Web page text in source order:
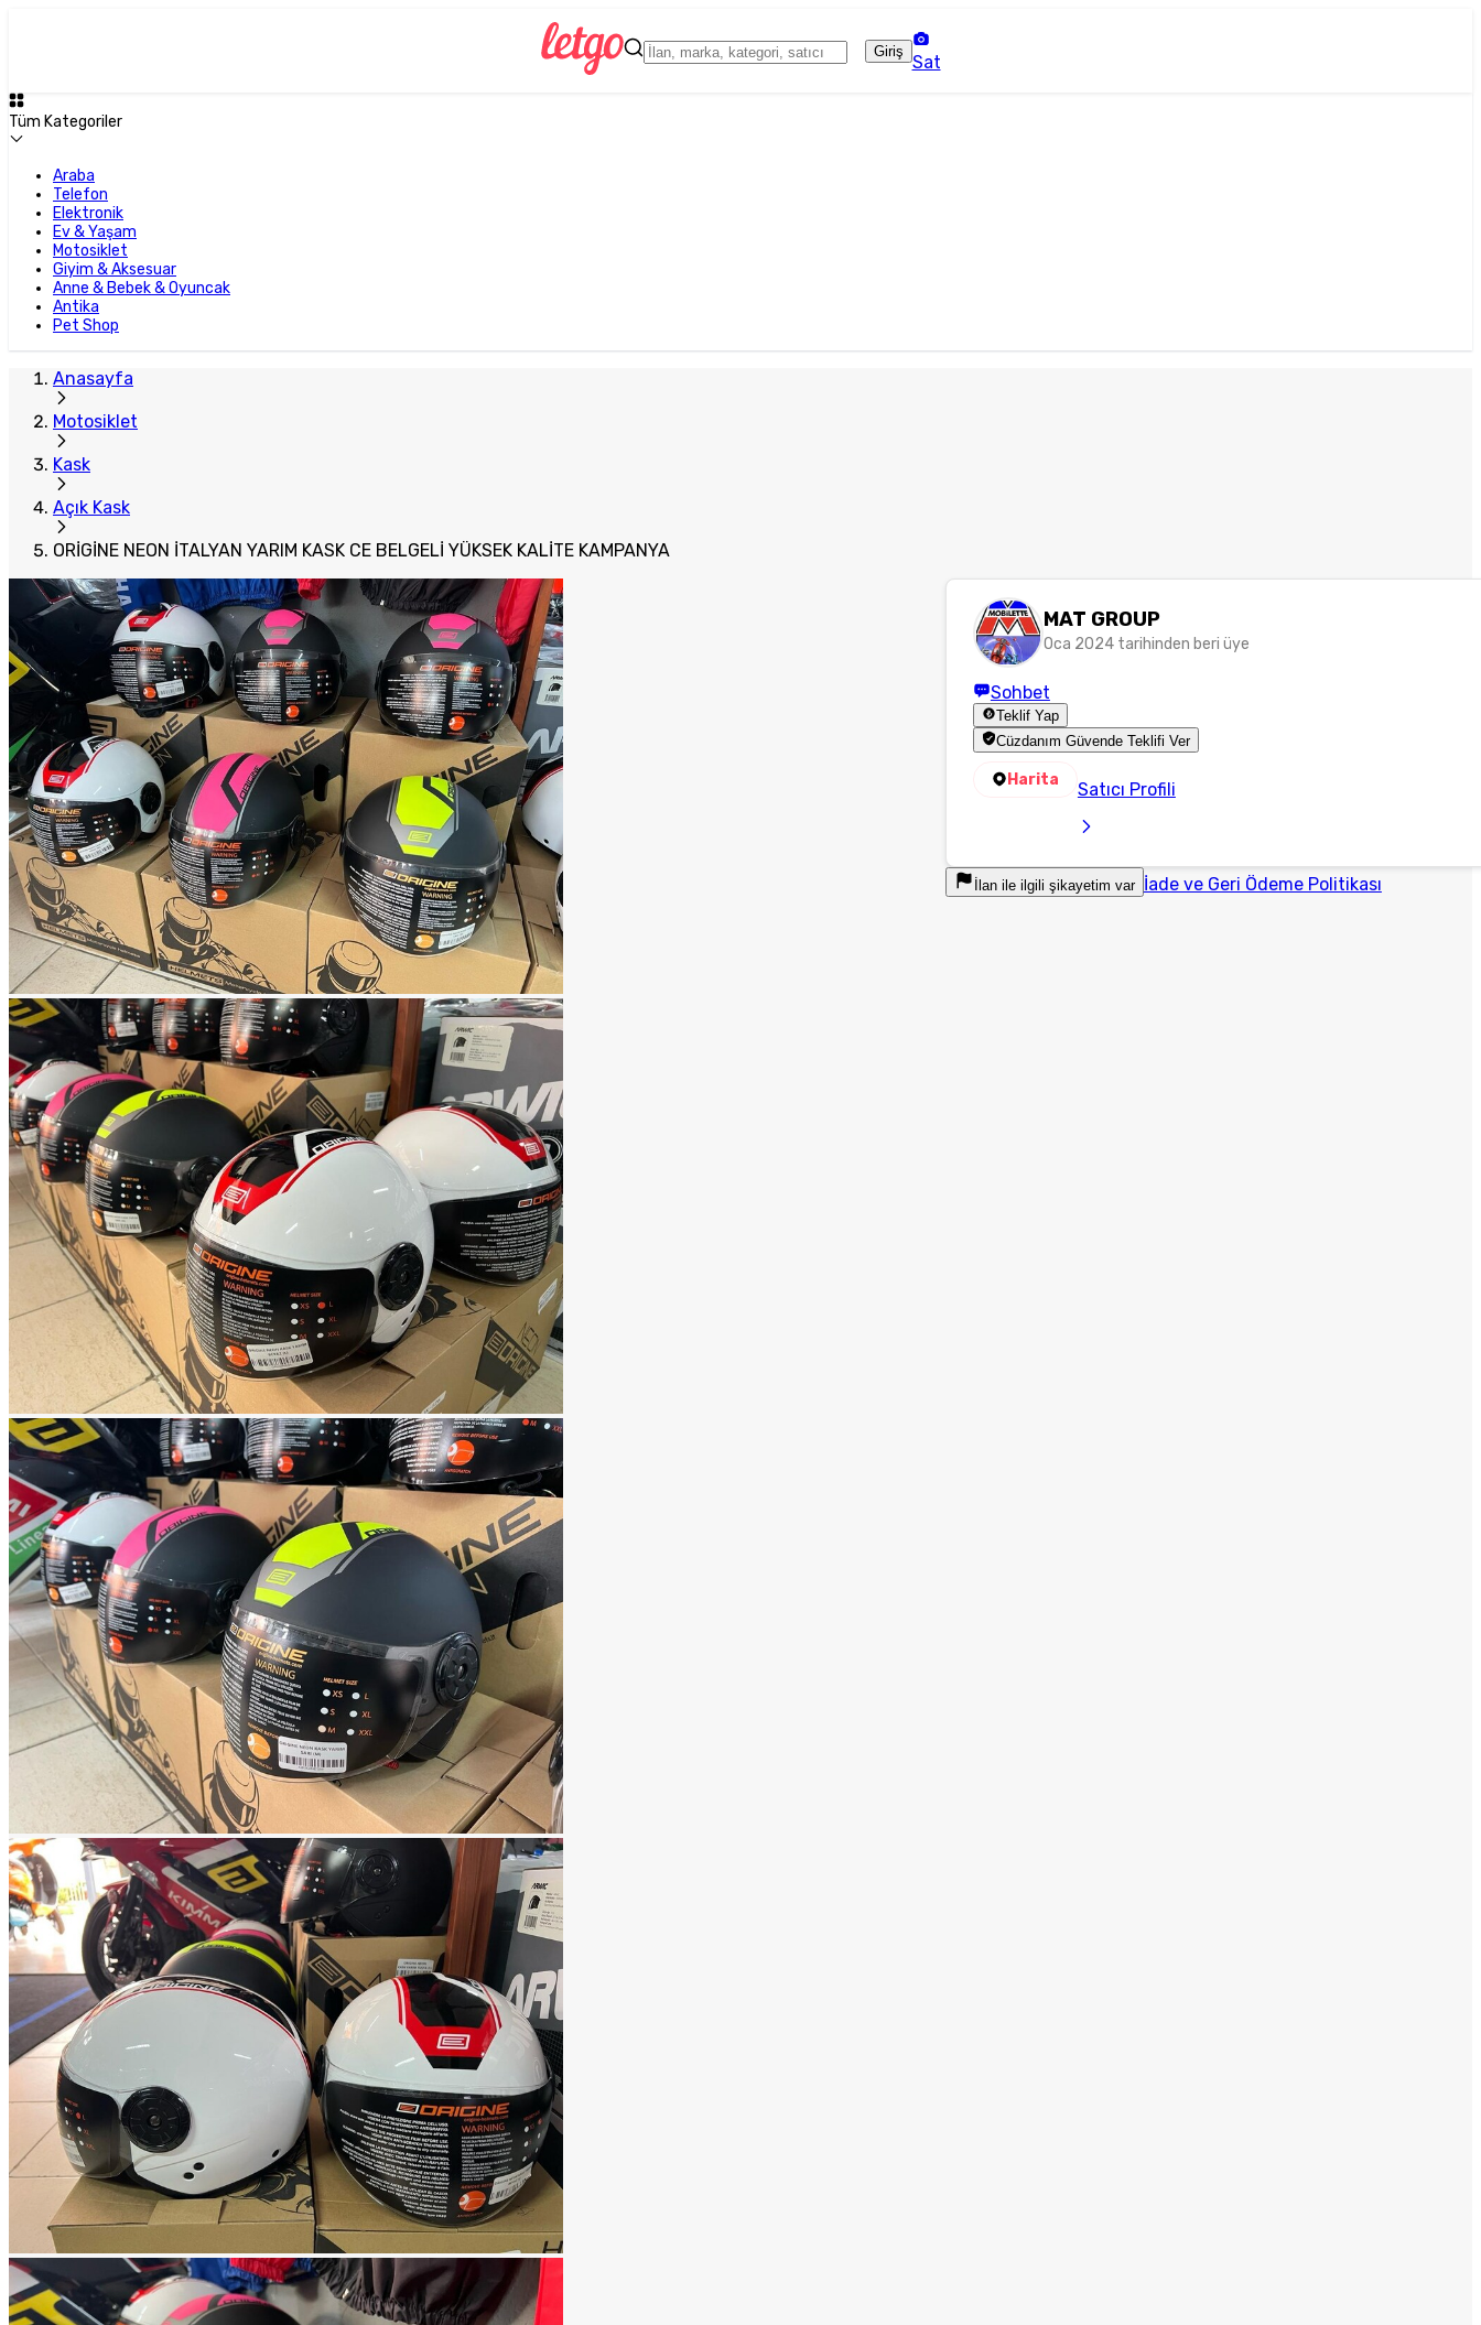
Giriş
Sat
Tüm Kategoriler
Araba
Telefon
Elektronik
Ev & Yaşam
Motosiklet
Giyim & Aksesuar
Anne & Bebek & Oyuncak
Antika
Pet Shop
Anasayfa
Motosiklet
Kask
Açık Kask
ORİGİNE NEON İTALYAN YARIM KASK CE BELGELİ YÜKSEK KALİTE KAMPANYA
MAT GROUP
Oca 2024 tarihinden beri üye
Sohbet
Teklif Yap
Cüzdanım Güvende Teklifi Ver
Harita Satıcı Profili
İlan ile ilgili şikayetim var İade ve Geri Ödeme Politikası